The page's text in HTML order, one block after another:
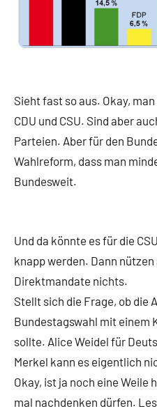
Sieht fast so aus. Okay,
CDU und CSU. Sind aber
Parteien. Aber für den
Wahlreform, dass man
Bundesweit.
Und da könnte es für die
knapp werden. Dann
Direktmandate nichts.
Stellt sich die Frage, ob die
Bundestagswahl mit einem
sollte. Alice Weidel für
Merkel kann es eigentlich
Okay, ist ja noch eine Weile
mal nachdenken dürfen.